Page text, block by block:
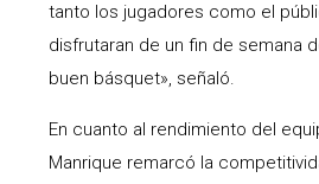
tanto los jugadores como el
disfrutaran de un fin de semana
buen básquet», señaló.
En cuanto al rendimiento del
Manrique remarcó la